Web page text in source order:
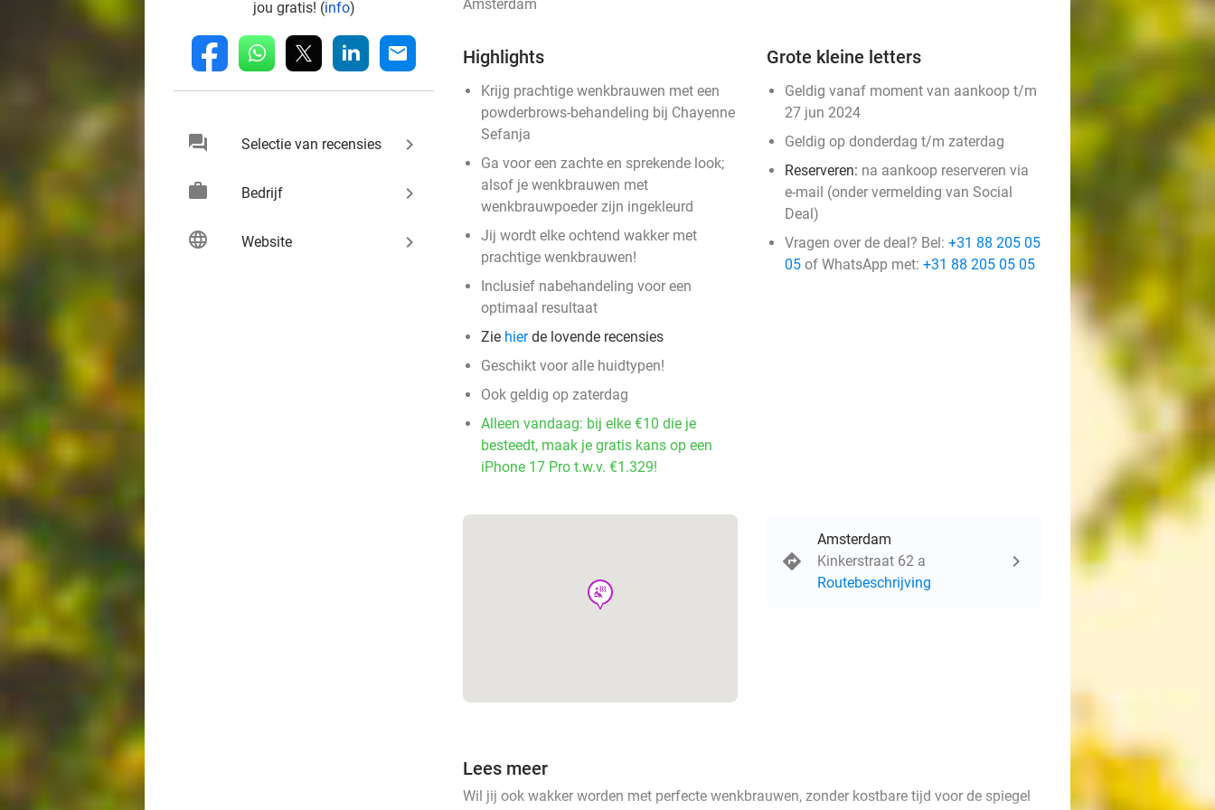
jou gratis! (info)
fb whatsapp linkedin mail
chat Selectie van recensies keyboard_arrow_right
work Bedrijf keyboard_arrow_right
language Website keyboard_arrow_right
Amsterdam
Highlights
Krijg prachtige wenkbrauwen met een
powderbrows-behandeling bij Chayenne
Sefanja
Ga voor een zachte en sprekende look;
alsof je wenkbrauwen met
wenkbrauwpoeder zijn ingekleurd
Jij wordt elke ochtend wakker met
prachtige wenkbrauwen!
Inclusief nabehandeling voor een
optimaal resultaat
Zie hierde lovende recensies
Geschikt voor alle huidtypen!
Ook geldig op zaterdag
Alleen vandaag: bij elke €10 die je
besteedt, maak je gratis kans op een
iPhone 17 Pro t.w.v. €1.329!
Grote kleine letters
Geldig vanaf moment van aankoop t/m
27 jun 2024
Geldig op donderdag t/m zaterdag
Reserveren: na aankoop reserveren via
e-mail (onder vermelding van Social
Deal)
Vragen over de deal? Bel: +31 88 205 05
05 of WhatsApp met: +31 88 205 05 05
wellness
Amsterdam
Kinkerstraat 62 a
Routebeschrijving
Lees meer
Wil jij ook wakker worden met perfecte wenkbrauwen, zonder kostbare tijd voor de spiegel